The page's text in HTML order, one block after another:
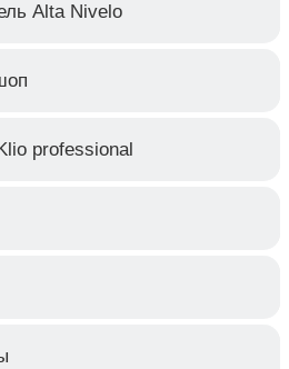
Alta Nivelo
professional